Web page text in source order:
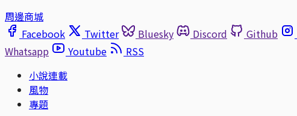
周邊商城
Facebook
Twitter Bluesky Discord Github
Whatsapp
Youtube
RSS
小說連載
風物
專題